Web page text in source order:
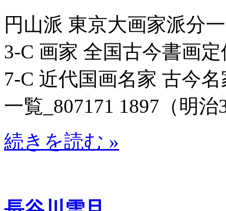
円山派 東京大画家派分
3-C 画家 全国古今書画
7-C 近代国画名家 古今
一覧_807171 1897（明治
続きを読む »